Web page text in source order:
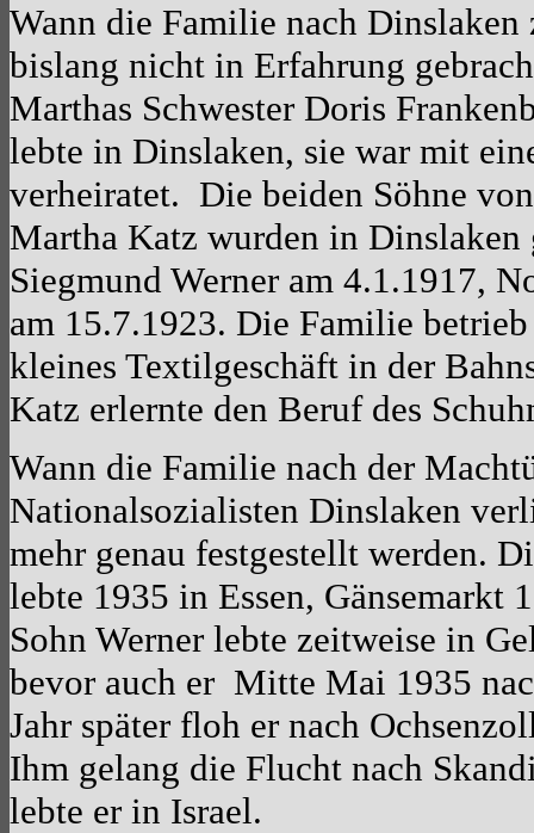
Wann die Familie nach Dinslaken
bislang nicht in Erfahrung
Marthas Schwester Doris
lebte in Dinslaken, sie war mit
verheiratet. Die beiden Söhne
Martha Katz wurden in Dinslaken
Siegmund Werner am 4.1.1917,
am 15.7.1923. Die Familie
kleines Textilgeschäft in der
Katz erlernte den Beruf des
Wann die Familie nach der
Nationalsozialisten Dinslaken
mehr genau festgestellt werden.
lebte 1935 in Essen, Gänsemarkt
Sohn Werner lebte zeitweise in
bevor auch er Mitte Mai 1935
Jahr später floh er nach
Ihm gelang die Flucht nach
lebte er in Israel.